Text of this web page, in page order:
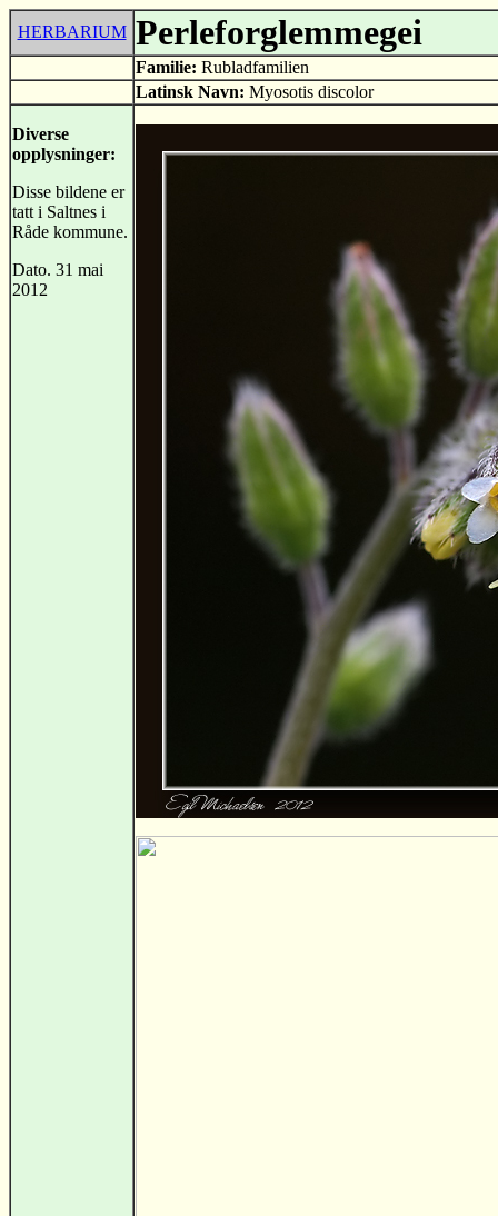
HERBARIUM Perleforglemmegei
Familie: Rubladfamilien
Latinsk Navn: Myosotis discolor
Diverse
opplysninger:
Disse bildene er
tatt i Saltnes i
Råde kommune.
Dato. 31 mai
2012